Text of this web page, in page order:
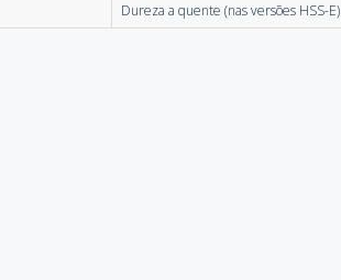
Dureza a quente (nas versões HSS-E)